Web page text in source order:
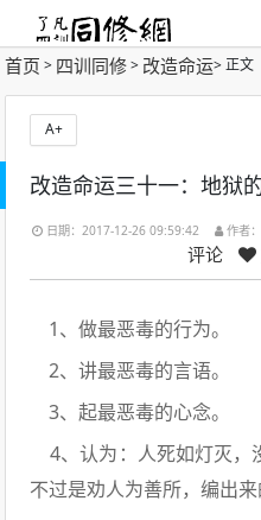
首页 > 四训同修> 改造命运> 正文
改造命运三十一：地狱
日期：2017-12-26 09:59:42 作者
评论
1、做最恶毒的行为。
2、讲最恶毒的言语。
3、起最恶毒的心念。
4、认为：人死如灯灭，
不过是劝人为善所，编出来
A+